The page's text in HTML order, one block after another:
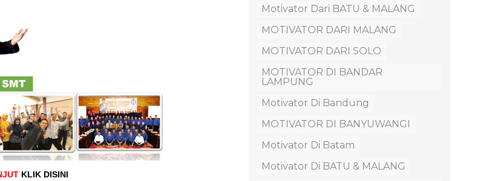
KLIK DISINI
Motivator Dari BATU & MALANG
MOTIVATOR DARI MALANG
MOTIVATOR DARI SOLO
MOTIVATOR DI BANDAR
LAMPUNG
Motivator Di Bandung
MOTIVATOR DI BANYUWANGI
Motivator Di Batam
Motivator Di BATU & MALANG